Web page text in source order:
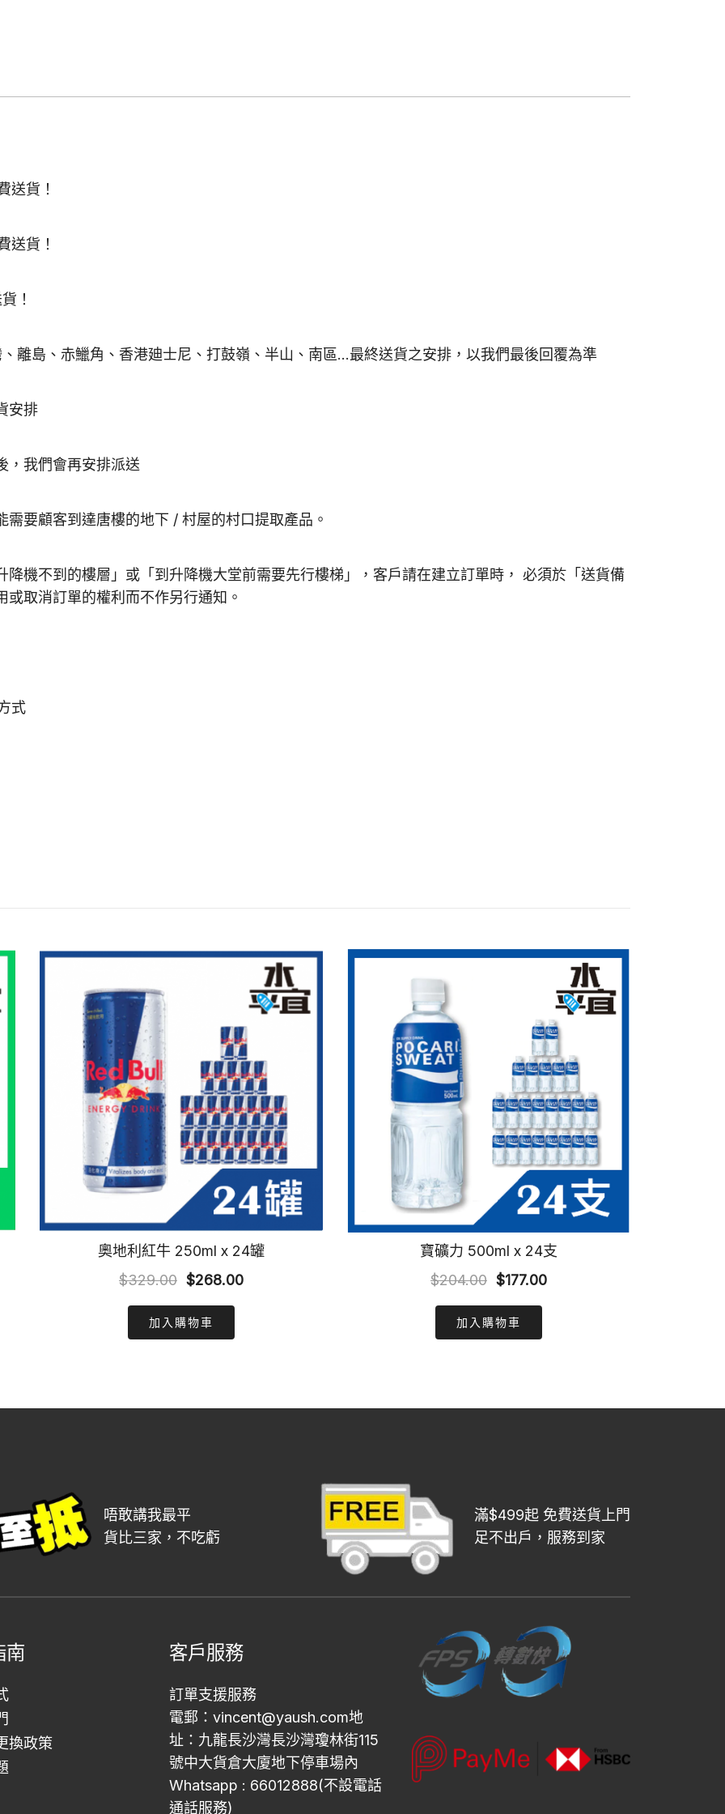
送貨！
送貨！
！
離島、赤鱲角、香港廸士尼、打鼓嶺、半山、南區...最終送貨之安排，以我們最後回覆為準
安排
，我們會再安排派送
要顧客到達唐樓的地下 / 村屋的村口提取產品。
機不到的樓層」或「到升降機大堂前需要先行樓梯」，客戶請在建立訂單時， 必須於「送貨備
取消訂單的權利而不作另行通知。
式
奧地利紅牛 250ml x 24罐
$329.00 Original
price
was:
$268.00Current
加入購物車
寶礦力 500ml x 24支
$204.00 Original
price
was:
$177.00Current
加入購物車
唔敢講我最平
貨比三家，不吃虧
滿$499起 免費送貨上門
足不出戶，服務到家
南
換政策
客戶服務
訂單支援服務
電郵：vincent@yaush.com地
址：九龍長沙灣長沙灣瓊林街115
號中大貨倉大廈地下停車場內
Whatsapp : 66012888(不設電話
通話服務)